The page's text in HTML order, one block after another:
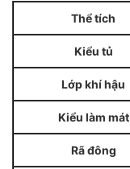
Thể tích
Kiểu tủ
Lớp khí hậu
Kiểu làm mát
Rã đông